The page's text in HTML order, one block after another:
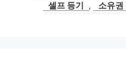
셀프 등기
, 소유권